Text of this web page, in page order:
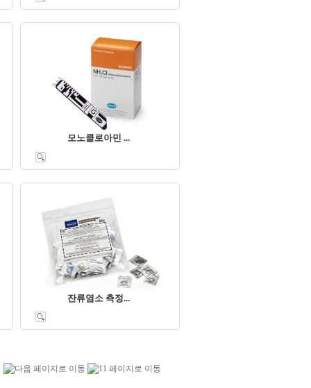
모노클로아민 ...
잔류염소 측정...